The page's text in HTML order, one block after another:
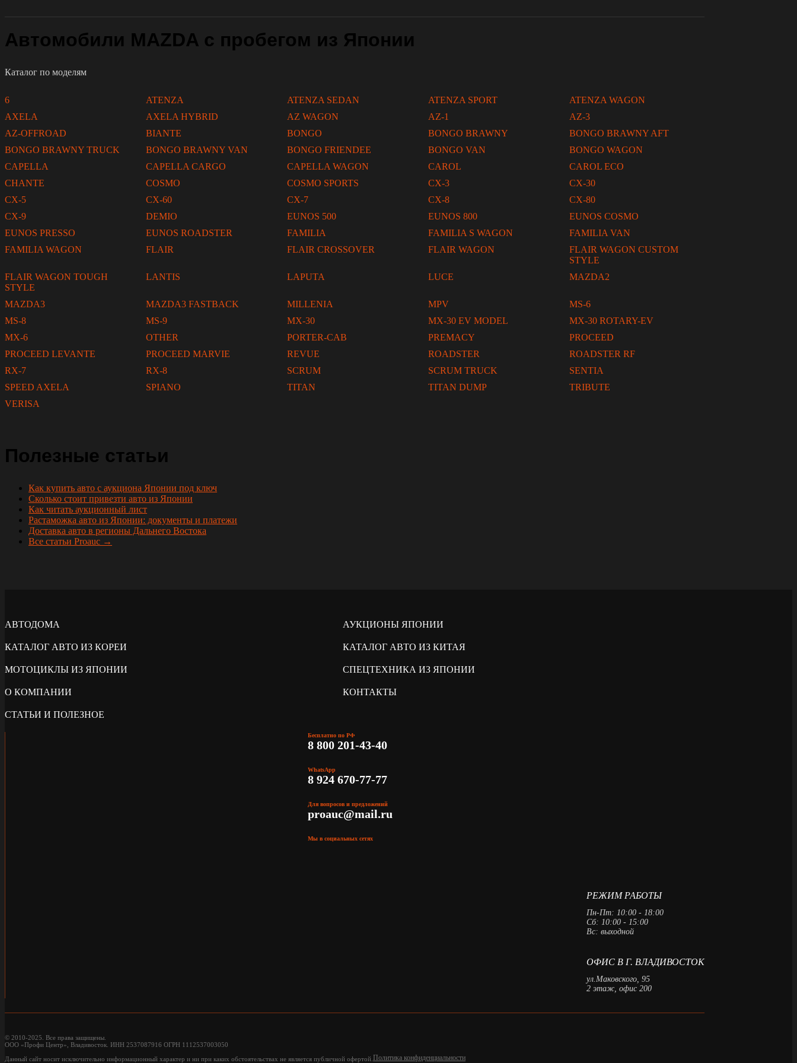
Автомобили MAZDA с пробегом из Японии
Каталог по моделям
6 ATENZA ATENZA SEDAN ATENZA SPORT
ATENZA WAGON
AXELA
AXELA HYBRID AZ WAGON AZ-1
AZ-3
AZ-OFFROAD
BIANTE BONGO BONGO BRAWNY
BONGO BRAWNY AFT
BONGO BRAWNY TRUCK
BONGO BRAWNY VAN BONGO FRIENDEE BONGO VAN
BONGO WAGON
CAPELLA
CAPELLA CARGO CAPELLA WAGON CAROL
CAROL ECO
CHANTE
COSMO COSMO SPORTS CX-3
CX-30
CX-5
CX-60 CX-7 CX-8
CX-80
CX-9
DEMIO EUNOS 500 EUNOS 800
EUNOS COSMO
EUNOS PRESSO
EUNOS ROADSTER FAMILIA FAMILIA S WAGON
FAMILIA VAN
FAMILIA WAGON
FLAIR FLAIR CROSSOVER FLAIR WAGON
FLAIR WAGON CUSTOM
STYLE
FLAIR WAGON TOUGH
STYLE
LANTIS LAPUTA LUCE MAZDA2
MAZDA3 MAZDA3 FASTBACK MILLENIA MPV
MS-6
MS-8
MS-9 MX-30 MX-30 EV MODEL
MX-30 ROTARY-EV
MX-6
OTHER PORTER-CAB PREMACY
PROCEED
PROCEED LEVANTE
PROCEED MARVIE REVUE ROADSTER
ROADSTER RF
RX-7
RX-8 SCRUM SCRUM TRUCK
SENTIA
SPEED AXELA
SPIANO TITAN TITAN DUMP
TRIBUTE
VERISA
Полезные статьи
Как купить авто с аукциона Японии под ключ
Сколько стоит привезти авто из Японии
Как читать аукционный лист
Растаможка авто из Японии: документы и платежи
Доставка авто в регионы Дальнего Востока
Все статьи Proauc →
АВТОДОМА АУКЦИОНЫ ЯПОНИИ
КАТАЛОГ АВТО ИЗ КОРЕИ КАТАЛОГ АВТО ИЗ КИТАЯ
МОТОЦИКЛЫ ИЗ ЯПОНИИ СПЕЦТЕХНИКА ИЗ ЯПОНИИ
О КОМПАНИИ КОНТАКТЫ
СТАТЬИ И ПОЛЕЗНОЕ
Бесплатно по РФ
8 800 201-43-40
WhatsApp
8 924 670-77-77
Для вопросов и предложений
proauc@mail.ru
Мы в социальных сетях
РЕЖИМ РАБОТЫ
Пн-Пт: 10:00 - 18:00
Сб: 10:00 - 15:00
Вс: выходной
ОФИС В Г. ВЛАДИВОСТОК
ул.Маковского, 95
2 этаж, офис 200
© 2010-2025. Все права защищены.
ООО «Профи Центр», Владивосток. ИНН 2537087916 ОГРН 1112537003050
Данный сайт носит исключительно информационный характер и ни при каких обстоятельствах не является публичной офертой. Политика конфиденциальности